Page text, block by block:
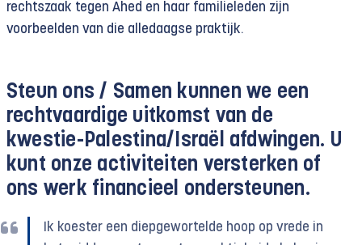
rechtszaak tegen Ahed en haar familieleden zijn
voorbeelden van die alledaagse praktijk.
Steun ons / Samen kunnen we een
rechtvaardige uitkomst van de
kwestie-Palestina/Israël afdwingen. U
kunt onze activiteiten versterken of
ons werk financieel ondersteunen.
Ik koester een diepgewortelde hoop op vrede in